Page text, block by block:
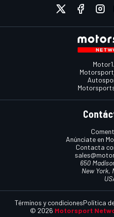
Anúnciate en
Contacta
650
New York,
© 2026 Motorsport
Términos y condicionesPolítica